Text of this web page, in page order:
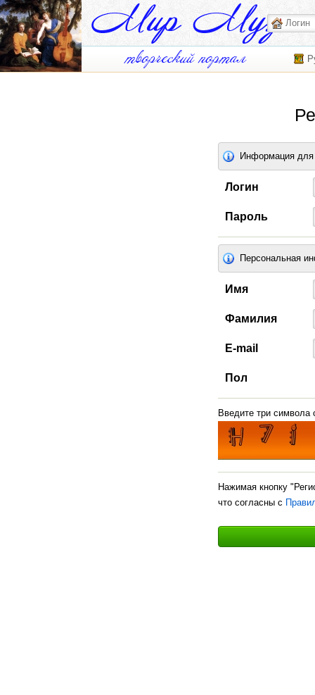
Информация для
Логин
Пароль
Персональная
Имя
Фамилия
E-mail
Пол
Введите три символа
Нажимая кнопку
что согласны с